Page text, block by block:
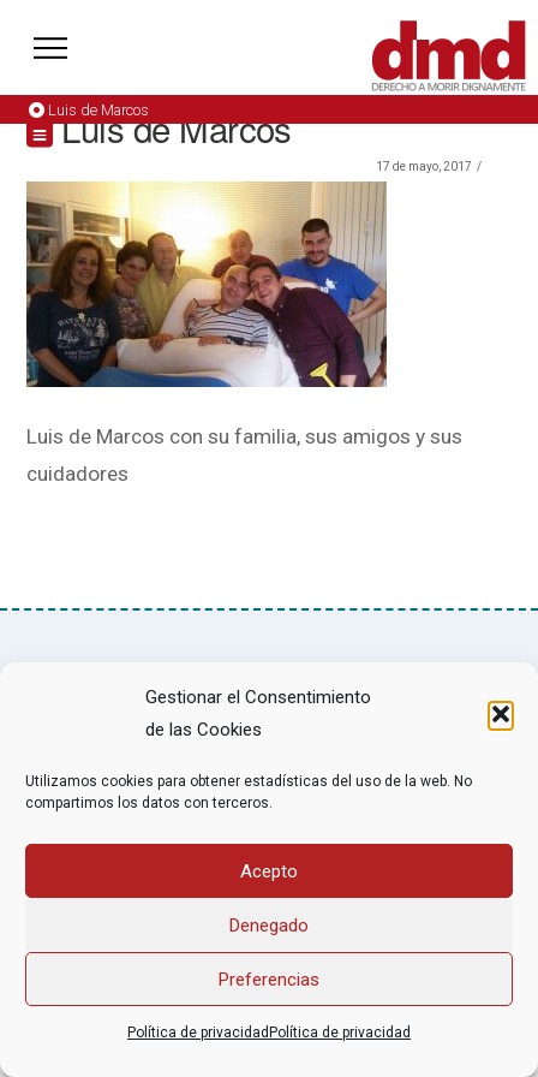
Gestionar el Consentimiento
de las Cookies
Utilizamos cookies para obtener estadísticas del uso de la web. No
compartimos los datos con terceros.
Acepto
Denegado
Preferencias
Política de privacidad Política de privacidad
Luis de Marcos
Luis de Marcos
17 de mayo, 2017
Luis de Marcos con su familia, sus amigos y sus
cuidadores
informacion@derechoamorir.org- 91 369 17 46